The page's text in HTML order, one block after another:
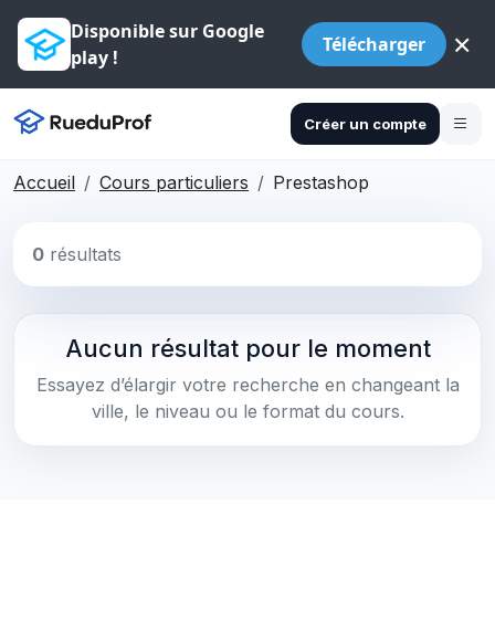
Disponible sur Google
play !
Télécharger ×
Créer un compte
Accueil Cours particuliers Prestashop
0 résultats
Aucun résultat pour le moment
Essayez d’élargir votre recherche en changeant la
ville, le niveau ou le format du cours.